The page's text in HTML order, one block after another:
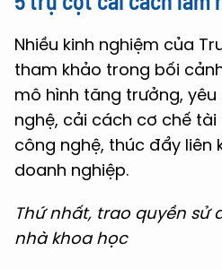
Nhiều kinh nghiệm của
tham khảo trong bối
mô hình tăng trưởng,
nghệ, cải cách cơ chế tài
công nghệ, thúc đẩy liên
doanh nghiệp.
Thứ nhất, trao quyền sử
nhà khoa học